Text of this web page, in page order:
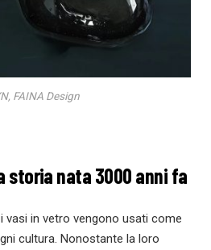
FAINA Design
storia nata 3000 anni fa
vasi in vetro vengono usati come
cultura. Nonostante la loro